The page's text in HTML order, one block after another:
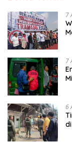
7
7
6